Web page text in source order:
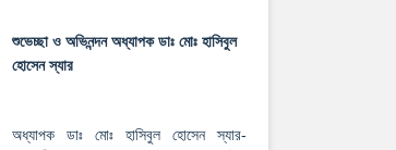
শুভেচ্ছা ও অভিনন্দন অধ্যাপক ডাঃ মোঃ হাসিবুল
হোসেন স্যার
অধ্যাপক ডাঃ মোঃ হাসিবুল হোসেন স্যার-